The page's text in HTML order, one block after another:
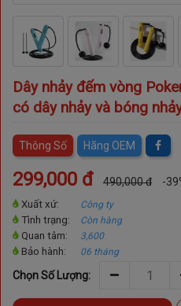
Dây nhảy đếm vòng
có dây nhảy và bóng
Thông Số Hãng OEM
299,000 đ 490,000 đ -
Xuất xứ: Công ty
Tình trạng: Còn hàng
Quan tâm: 3,600
Bảo hành: 06 tháng
Chọn Số Lượng: